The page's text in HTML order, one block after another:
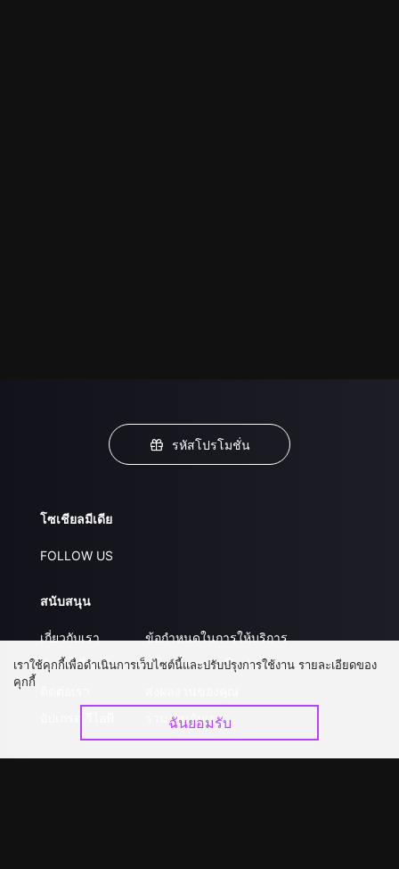
รหัสโปรโมชั่น
โซเชียลมีเดีย
FOLLOW US
สนับสนุน
เกี่ยวกับเรา
คำถามที่พบบ่อย
ข้อกำหนดในการให้บริการ
นโยบายความเป็นส่วนตัว
ร่วมงานกับเรา
เราใช้คุกกี้เพื่อดำเนินการเว็บไซต์นี้และปรับปรุงการใช้งาน รายละเอียดของ
คุกกี้
ฉันยอมรับ